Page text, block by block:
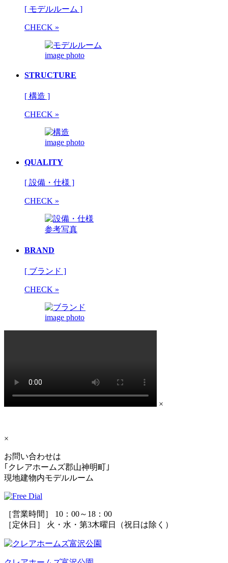
[ モデルルーム ]
CHECK »
image photo
STRUCTURE
[ 構造 ]
CHECK »
image photo
QUALITY
[ 設備・仕様 ]
CHECK »
参考写真
BRAND
[ ブランド ]
CHECK »
image photo
×
×
お問い合わせは
｢クレアホームズ郡山神明町｣
現地建物内モデルルーム
［営業時間］ 10：00～18：00
［定休日］ 火・水・第3木曜日（祝日は除く）